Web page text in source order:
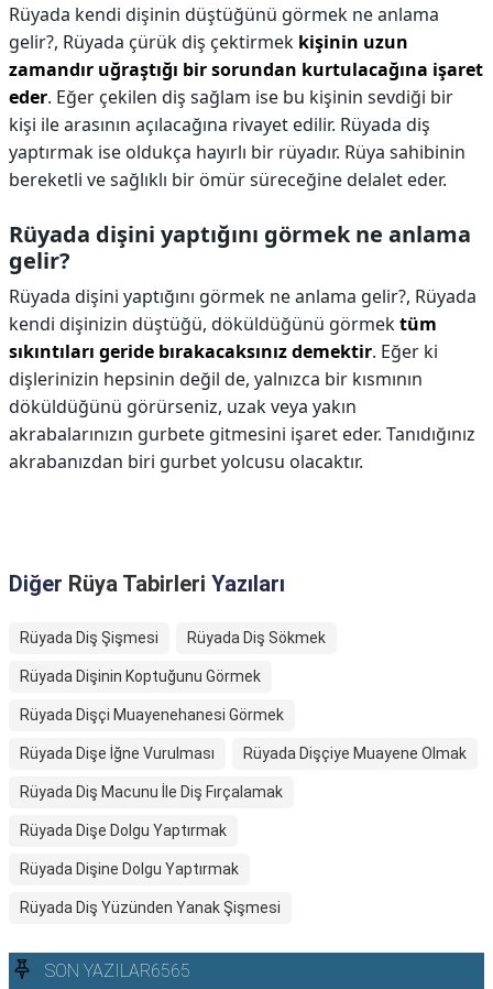
Rüyada kendi dişinin düştüğünü görmek ne anlama
gelir?, Rüyada çürük diş çektirmek kişinin uzun
zamandır uğraştığı bir sorundan kurtulacağına işaret
eder. Eğer çekilen diş sağlam ise bu kişinin sevdiği bir
kişi ile arasının açılacağına rivayet edilir. Rüyada diş
yaptırmak ise oldukça hayırlı bir rüyadır. Rüya sahibinin
bereketli ve sağlıklı bir ömür süreceğine delalet eder.
Rüyada dişini yaptığını görmek ne anlama
gelir?
Rüyada dişini yaptığını görmek ne anlama gelir?, Rüyada
kendi dişinizin düştüğü, döküldüğünü görmektüm
sıkıntıları geride bırakacaksınız demektir. Eğer ki
dişlerinizin hepsinin değil de, yalnızca bir kısmının
döküldüğünü görürseniz, uzak veya yakın
akrabalarınızın gurbete gitmesini işaret eder. Tanıdığınız
akrabanızdan biri gurbet yolcusu olacaktır.
Diğer Rüya Tabirleri Yazıları
Rüyada Diş Şişmesi Rüyada Diş Sökmek
Rüyada Dişinin Koptuğunu Görmek
Rüyada Dişçi Muayenehanesi Görmek
Rüyada Dişe İğne Vurulması Rüyada Dişçiye Muayene Olmak
Rüyada Diş Macunu İle Diş Fırçalamak
Rüyada Dişe Dolgu Yaptırmak
Rüyada Dişine Dolgu Yaptırmak
Rüyada Diş Yüzünden Yanak Şişmesi
SON YAZILAR6565